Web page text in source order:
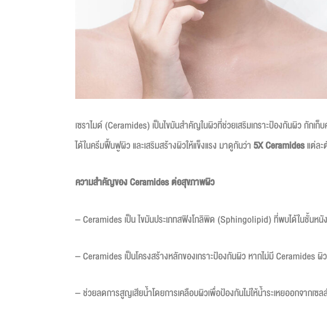
เซราไมด์ (Ceramides) เป็นไขมันสำคัญในผิวที่ช่วยเสริมเกราะป้องกันผิว กักเ
ได้ในครีมฟื้นฟูผิว และเสริมสร้างผิวให้แข็งแรง มาดูกันว่า5X Ceramidesแต่ละ
ความสำคัญของCeramides ต่อสุขภาพผิว
– Ceramides เป็น ไขมันประเภทสฟิงโกลิพิด (Sphingolipid) ที่พบได้ในชั้น
– Ceramides เป็นโครงสร้างหลักของเกราะป้องกันผิว หากไม่มี Ceramides
– ช่วยลดการสูญเสียน้ำโดยการเคลือบผิวเพื่อป้องกันไม่ให้น้ำระเหยออกจากเซ